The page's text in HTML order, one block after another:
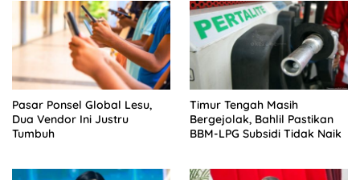
Pasar Ponsel Global Lesu,
Dua Vendor Ini Justru
Tumbuh
Timur Tengah Masih
Bergejolak, Bahlil Pastikan
BBM-LPG Subsidi Tidak Naik